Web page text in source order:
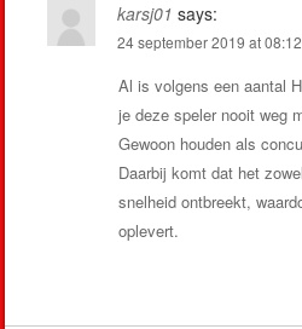
karsj01 says:
24 september 2019 at 08:12
Al is volgens een aantal
je deze speler nooit weg
Gewoon houden als
Daarbij komt dat het
snelheid ontbreekt,
oplevert.